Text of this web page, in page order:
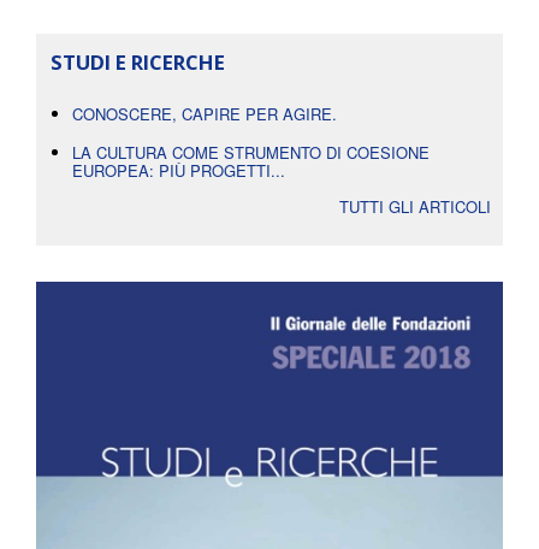
STUDI E RICERCHE
CONOSCERE, CAPIRE PER AGIRE.
LA CULTURA COME STRUMENTO DI COESIONE
EUROPEA: PIÙ PROGETTI...
TUTTI GLI ARTICOLI